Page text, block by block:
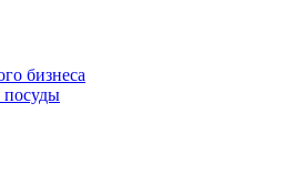
бизнеса
посуды